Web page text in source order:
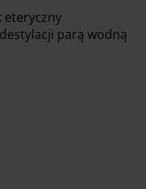
eteryczny
parą wodną